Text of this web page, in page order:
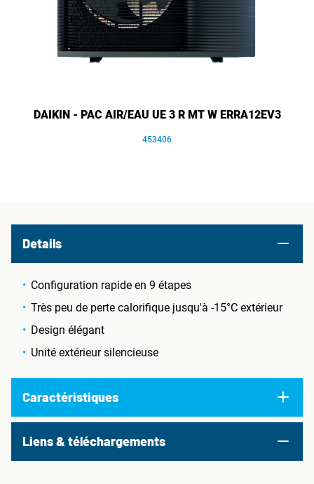
DAIKIN - PAC AIR/EAU UE 3 R MT W ERRA12EV3
453406
Details
Configuration rapide en 9 étapes
Très peu de perte calorifique jusqu'à -15°C extérieur
Design élégant
Unité extérieur silencieuse
Caractéristiques
Liens & téléchargements